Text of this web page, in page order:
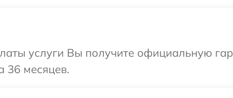
услуги Вы получите официальную
36 месяцев.